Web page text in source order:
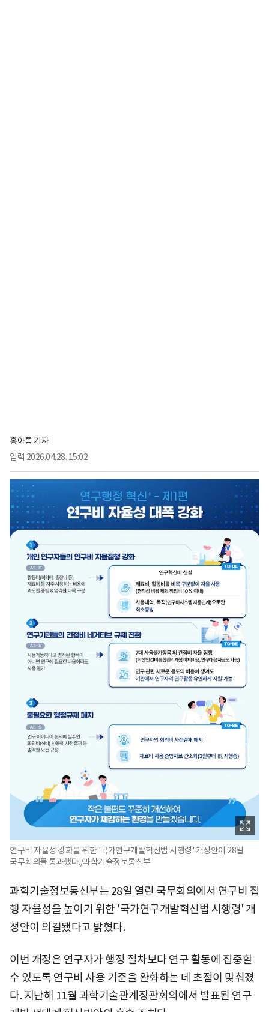
홍아름 기자
입력 2026.04.28. 15:02
연구비 자율성 강화를 위한 '국가연구개발혁신법 시행령' 개정안이 28일
국무회의를 통과했다./과학기술정보통신부
과학기술정보통신부는 28일 열린 국무회의에서 연구비 집
행 자율성을 높이기 위한 '국가연구개발혁신법 시행령' 개
정안이 의결됐다고 밝혔다.
이번 개정은 연구자가 행정 절차보다 연구 활동에 집중할
수 있도록 연구비 사용 기준을 완화하는 데 초점이 맞춰졌
다. 지난해 11월 과학기술관계장관회의에서 발표된 연구